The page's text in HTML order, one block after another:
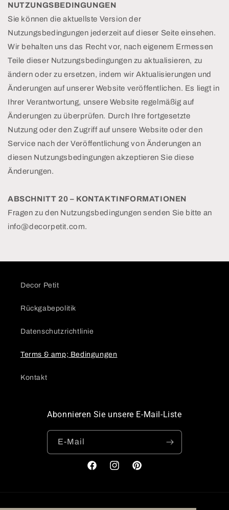
NUTZUNGSBEDINGUNGEN
Sie können die aktuellste Version der
Nutzungsbedingungen jederzeit auf dieser Seite einsehen.
Wir behalten uns das Recht vor, nach eigenem Ermessen
Teile dieser Nutzungsbedingungen zu aktualisieren, zu
ändern oder zu ersetzen, indem wir Aktualisierungen und
Änderungen auf unserer Website veröffentlichen. Es liegt in
Ihrer Verantwortung, unsere Website regelmäßig auf
Änderungen zu überprüfen. Durch Ihre fortgesetzte
Nutzung oder den Zugriff auf unsere Website oder den
Service nach der Veröffentlichung von Änderungen an
diesen Nutzungsbedingungen akzeptieren Sie diese
Änderungen.
ABSCHNITT 20 – KONTAKTINFORMATIONEN
Fragen zu den Nutzungsbedingungen senden Sie bitte an
info@decorpetit.com.
Decor Petit
Rückgabepolitik
Datenschutzrichtlinie
Terms & amp; Bedingungen
Kontakt
Abonnieren Sie unsere E-Mail-Liste
E-Mail
FacebookInstagramPinterest